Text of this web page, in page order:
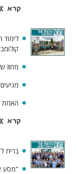
קרא
מחוז
האמת
קרא
ברית
"מסע